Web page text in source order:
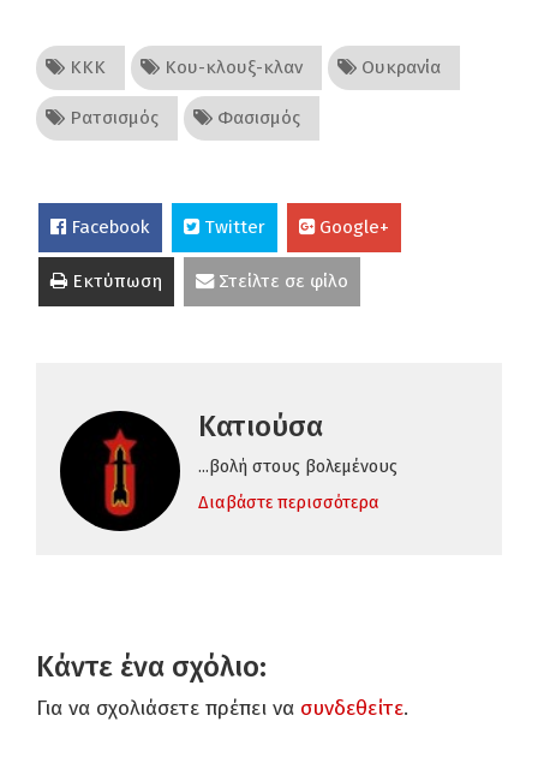
ΚΚΚ Κου-κλουξ-κλαν Ουκρανία
Ρατσισμός Φασισμός
Facebook Twitter Google+
Εκτύπωση Στείλτε σε φίλο
Κατιούσα
...βολή στους βολεμένους
Διαβάστε περισσότερα
Κάντε ένα σχόλιο:
Για να σχολιάσετε πρέπει να συνδεθείτε.